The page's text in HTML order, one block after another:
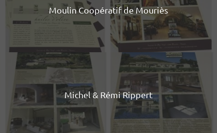
Moulin Coopératif de Mouriès
Michel & Rémi Rippert